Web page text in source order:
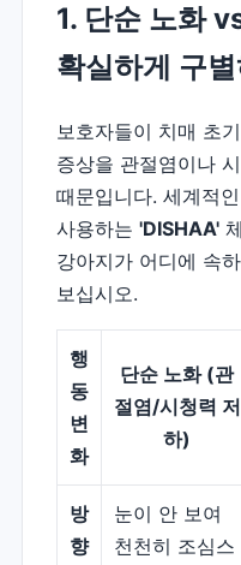
1. 단순 노화
확실하게 구
보호자들이 치매 초
증상을 관절염이나
때문입니다. 세계적
사용하는 'DISHAA'
강아지가 어디에 속
보십시오.
행
동
변
화
단순 노화 (관
절염/시청력 저
하)
방
향
눈이 안 보여
천천히 조심스